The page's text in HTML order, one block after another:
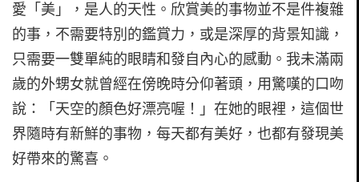
愛「美」，是人的天性。欣賞美的事物並不是件複雜
的事，不需要特別的鑑賞力，或是深厚的背景知識，
只需要一雙單純的眼睛和發自內心的感動。我未滿兩
歲的外甥女就曾經在傍晚時分仰著頭，用驚嘆的口吻
說：「天空的顏色好漂亮喔！」在她的眼裡，這個世
界隨時有新鮮的事物，每天都有美好，也都有發現美
好帶來的驚喜。